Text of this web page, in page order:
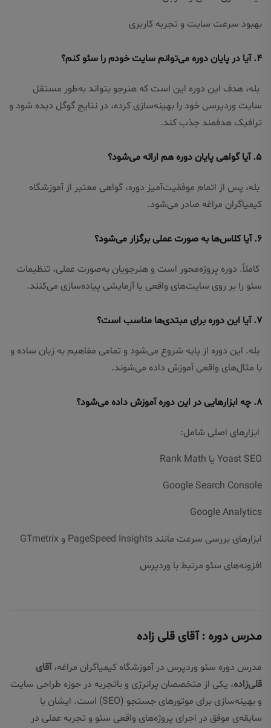
بهبود سرعت سایت و تجربه کاربری
۴. آیا در پایان دوره می‌توانم سایت خودم را سئو کنم؟
بله، هدف این دوره این است که هنرجو بتواند به‌طور مستقل
سایت وردپرسی خود را بهینه‌سازی کرده، در نتایج گوگل دیده شود و
ترافیک هدفمند جذب کند.
۵. آیا گواهی پایان دوره هم ارائه می‌شود؟
بله، پس از اتمام موفقیت‌آمیز دوره، گواهی معتبر از آموزشگاه
کیمیاگران مراغه صادر می‌شود.
۶. آیا کلاس‌ها به صورت عملی برگزار می‌شود؟
کاملاً. دوره پروژه‌محور است و هنرجویان به‌صورت عملی، تنظیمات
سئو را بر روی سایت‌های واقعی یا آزمایشی پیاده‌سازی می‌کنند.
۷. آیا این دوره برای مبتدی‌ها مناسب است؟
بله. این دوره از پایه شروع می‌شود و تمامی مفاهیم به زبان ساده و
با مثال‌های واقعی آموزش داده می‌شوند.
۸. چه ابزارهایی در این دوره آموزش داده می‌شود؟
ابزارهای اصلی شامل:
Yoast SEO یا Rank Math
Google Search Console
Google Analytics
ابزارهای بررسی سرعت مانند PageSpeed Insights و GTmetrix
افزونه‌های سئو مرتبط با وردپرس
مدرس دوره : آقای قلی زاده
مدرس دوره سئو وردپرس در آموزشگاه کیمیاگران مراغه،آقای
قلی‌زاده، یکی از متخصصان پرانرژی و باتجربه در حوزه طراحی سایت
و بهینه‌سازی برای موتورهای جستجو (SEO) است. ایشان با
سابقه‌ی موفق در اجرای پروژه‌های واقعی سئو و تجربه عملی در